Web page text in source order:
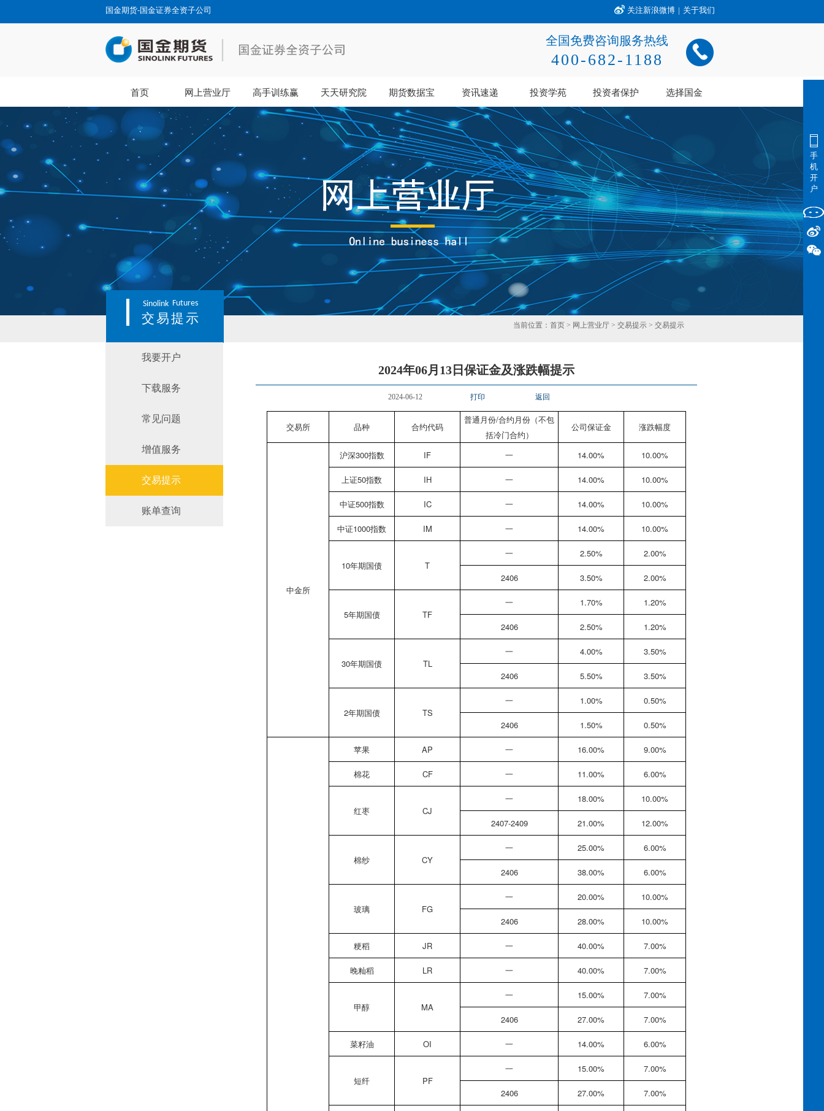
国金期货-国金证券全资子公司 关注新浪微博 | 关于我们
全国免费咨询服务热线
400-682-1188
首页 网上营业厅 高手训练赢 天天研究院 期货数据宝 资讯速递 投资学苑 投资者保护 选择国金
Sinolink Futures
交易提示 当前位置： 首页 > 网上营业厅 > 交易提示 > 交易提示
我要开户
下载服务
常见问题
增值服务
交易提示
账单查询
2024年06月13日保证金及涨跌幅提示
2024-06-12 打印 返回
交易所 品种 合约代码
普通月份/合约月份（不包
括冷门合约）
公司保证金 涨跌幅度
中金所
沪深300指数 IF 一 14.00% 10.00%
上证50指数 IH 一 14.00% 10.00%
中证500指数 IC 一 14.00% 10.00%
中证1000指数 IM 一 14.00% 10.00%
10年期国债 T
一 2.50% 2.00%
2406 3.50% 2.00%
5年期国债 TF
一 1.70% 1.20%
2406 2.50% 1.20%
30年期国债 TL
一 4.00% 3.50%
2406 5.50% 3.50%
2年期国债 TS
一 1.00% 0.50%
2406 1.50% 0.50%
苹果 AP 一 16.00% 9.00%
棉花 CF 一 11.00% 6.00%
红枣 CJ
一 18.00% 10.00%
2407-2409 21.00% 12.00%
棉纱 CY
一 25.00% 6.00%
2406 38.00% 6.00%
玻璃 FG
一 20.00% 10.00%
2406 28.00% 10.00%
粳稻 JR 一 40.00% 7.00%
晚籼稻 LR 一 40.00% 7.00%
甲醇 MA
一 15.00% 7.00%
2406 27.00% 7.00%
菜籽油 OI 一 14.00% 6.00%
短纤 PF
一 15.00% 7.00%
2406 27.00% 7.00%
手
机
开
户